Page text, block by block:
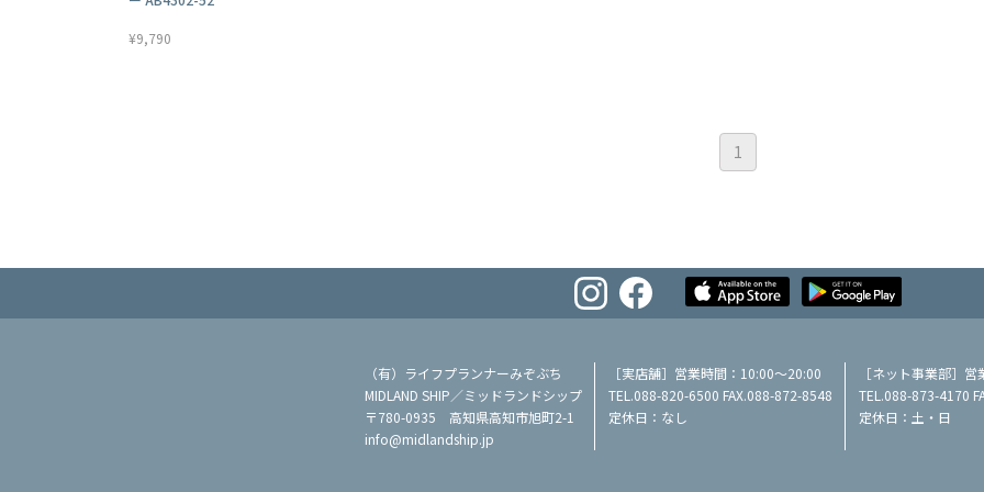
¥9,790
1
（有）ライフプランナーみぞぶち
MIDLAND SHIP／ミッドランドシップ
〒780-0935 高知県高知市旭町2-1
info@midlandship.jp
［実店舗］営業時間：10:00～20:00
TEL.088-820-6500 FAX.088-872-8548
定休日：なし
［ネット事業部］
TEL.088-873-4170
定休日：土・日